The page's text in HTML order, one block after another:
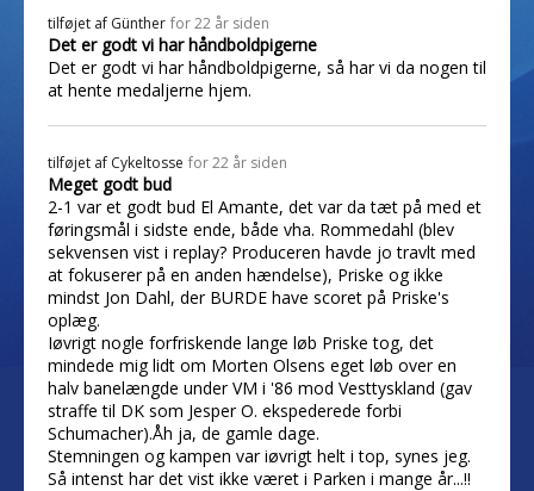
tilføjet af Günther for 22 år siden
Det er godt vi har håndboldpigerne
Det er godt vi har håndboldpigerne, så har vi da nogen til
at hente medaljerne hjem.
tilføjet af Cykeltosse for 22 år siden
Meget godt bud
2-1 var et godt bud El Amante, det var da tæt på med et
føringsmål i sidste ende, både vha. Rommedahl (blev
sekvensen vist i replay? Produceren havde jo travlt med
at fokuserer på en anden hændelse), Priske og ikke
mindst Jon Dahl, der BURDE have scoret på Priske's
oplæg.
Iøvrigt nogle forfriskende lange løb Priske tog, det
mindede mig lidt om Morten Olsens eget løb over en
halv banelængde under VM i '86 mod Vesttyskland (gav
straffe til DK som Jesper O. ekspederede forbi
Schumacher).Åh ja, de gamle dage.
Stemningen og kampen var iøvrigt helt i top, synes jeg.
Så intenst har det vist ikke været i Parken i mange år...!!